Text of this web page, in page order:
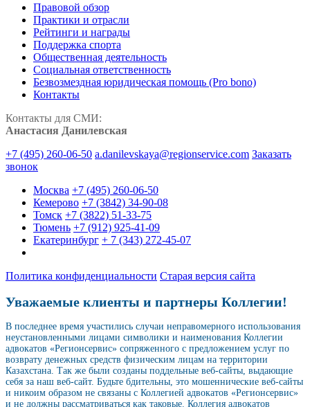
Правовой обзор
Практики и отрасли
Рейтинги и награды
Поддержка спорта
Общественная деятельность
Социальная ответственность
Безвозмездная юридическая помощь (Pro bono)
Контакты
Контакты для СМИ:
Анастасия Данилевская
+7 (495) 260-06-50 a.danilevskaya@regionservice.com Заказать
звонок
Москва +7 (495) 260-06-50
Кемерово +7 (3842) 34-90-08
Томск +7 (3822) 51-33-75
Тюмень +7 (912) 925-41-09
Екатеринбург + 7 (343) 272-45-07
Политика конфиденциальности Старая версия сайта
Уважаемые клиенты и партнеры Коллегии!
В последнее время участились случаи неправомерного использования
неустановленными лицами символики и наименования Коллегии
адвокатов «Регионсервис» сопряженного с предложением услуг по
возврату денежных средств физическим лицам на территории
Казахстана. Так же были созданы поддельные веб-сайты, выдающие
себя за наш веб-сайт. Будьте бдительны, это мошеннические веб-сайты
и никоим образом не связаны с Коллегией адвокатов «Регионсервис»
и не должны рассматриваться как таковые. Коллегия адвокатов